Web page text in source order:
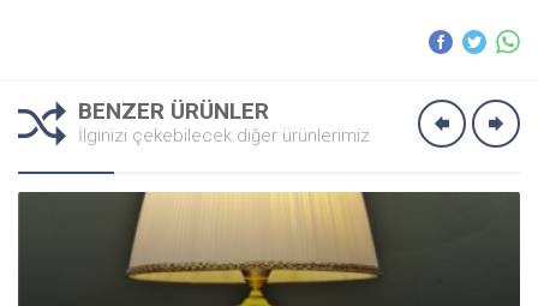
BENZER ÜRÜNLER
İlginizi çekebilecek diğer ürünlerimiz